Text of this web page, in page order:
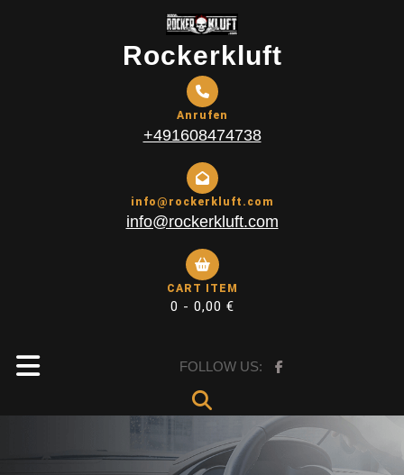
Rockerkluft
Anrufen
+491608474738
info@rockerkluft.com
info@rockerkluft.com
CART ITEM
0 - 0,00 €
Open
FOLLOW US: